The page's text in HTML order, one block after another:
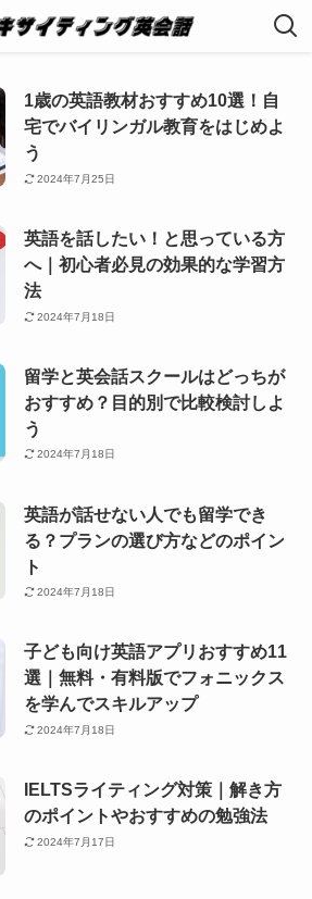
1歳の英語教材おすすめ10選！自
宅でバイリンガル教育をはじめよ
う
2024年7月25日
英語を話したい！と思っている方
へ｜初心者必見の効果的な学習方
法
2024年7月18日
留学と英会話スクールはどっちが
おすすめ？目的別で比較検討しよ
う
2024年7月18日
英語が話せない人でも留学でき
る？プランの選び方などのポイン
ト
2024年7月18日
子ども向け英語アプリおすすめ11
選｜無料・有料版でフォニックス
を学んでスキルアップ
2024年7月18日
IELTSライティング対策｜解き方
のポイントやおすすめの勉強法
2024年7月17日